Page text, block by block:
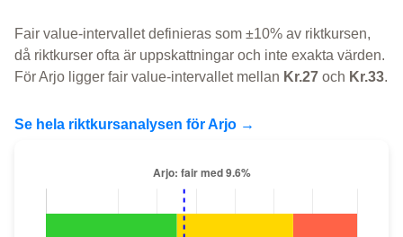
Fair value-intervallet definieras som ±10% av riktkursen,
då riktkurser ofta är uppskattningar och inte exakta värden.
För Arjo ligger fair value-intervallet mellan Kr.27 och Kr.33.
Se hela riktkursanalysen för Arjo →